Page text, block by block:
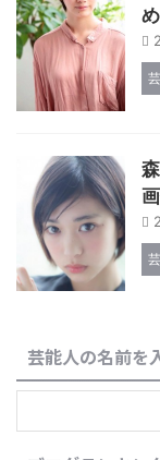
め
芸能人の名前を